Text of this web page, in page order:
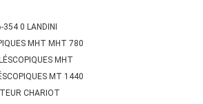
0 LANDINI
MHT MHT 780
MHT
MT 1440
CHARIOT